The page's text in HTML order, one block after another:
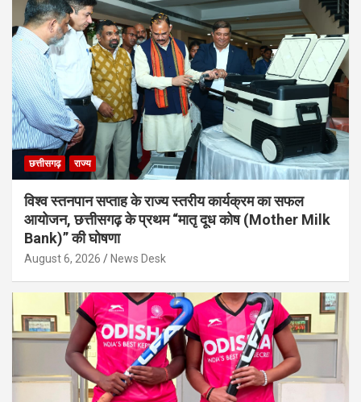
छत्तीसगढ़ राज्य
विश्व स्तनपान सप्ताह के राज्य स्तरीय कार्यक्रम का सफल
आयोजन, छत्तीसगढ़ के प्रथम “मातृ दूध कोष (Mother Milk
Bank)” की घोषणा
August 6, 2026 News Desk